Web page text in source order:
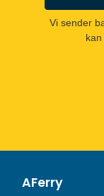
Vi sender
AFerry